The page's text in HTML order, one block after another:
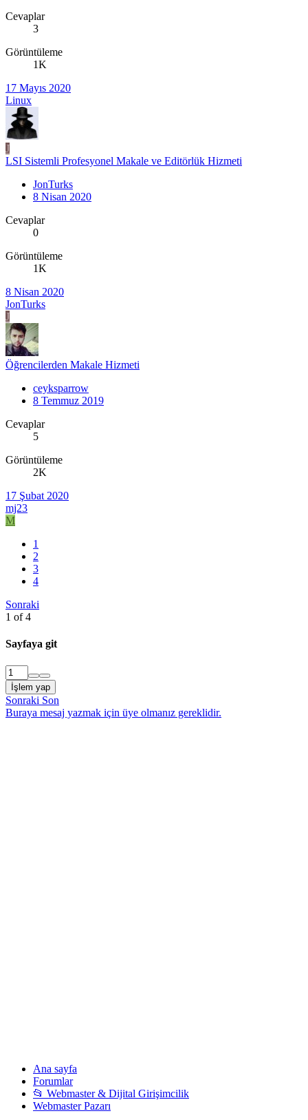
Cevaplar
3
Görüntüleme
1K
17 Mayıs 2020
Linux
J
LSI Sistemli Profesyonel Makale ve Editörlük Hizmeti
JonTurks
8 Nisan 2020
Cevaplar
0
Görüntüleme
1K
8 Nisan 2020
JonTurks
J
Öğrencilerden Makale Hizmeti
ceyksparrow
8 Temmuz 2019
Cevaplar
5
Görüntüleme
2K
17 Şubat 2020
mj23
M
1
2
3
4
Sonraki
1 of 4
Sayfaya git
İşlem yap
Sonraki Son
Buraya mesaj yazmak için üye olmanız gereklidir.
Ana sayfa
Forumlar
📂 Webmaster & Dijital Girişimcilik
Webmaster Pazarı